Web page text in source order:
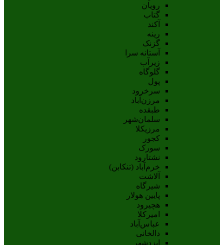
رویان
گتاب
آکند
رینه
گزنک
آستانه سرا
زیرآب
گلوگاه
پول
سرخرود
مرزن‌آباد
طبقده
سلمان‌شهر
مرزیکلا
کجور
سورک
نشتارود
خرم‌آباد (تنکابن)
آلاشت
شیرگاه
پایین هولار
هچیرود
امیرکلا
عباس‌آباد
دالخانی
ایزدشهر